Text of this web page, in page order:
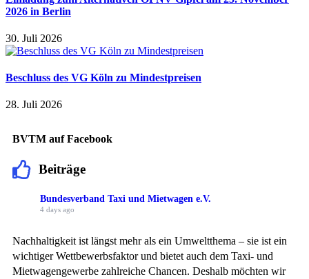
2026 in Berlin
30. Juli 2026
Beschluss des VG Köln zu Mindestpreisen
28. Juli 2026
BVTM auf Facebook
Beiträge
Bundesverband Taxi und Mietwagen e.V.
4 days ago
Nachhaltigkeit ist längst mehr als ein Umweltthema – sie ist ein
wichtiger Wettbewerbsfaktor und bietet auch dem Taxi- und
Mietwagengewerbe zahlreiche Chancen. Deshalb möchten wir